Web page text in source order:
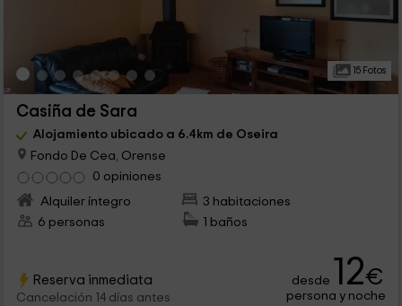
15 Fotos
Casiña de Sara
Alojamiento ubicado a 6.4km de Oseira
Fondo De Cea, Orense
0 opiniones
Alquiler íntegro
3 habitaciones
6 personas
1 baños
Reserva inmediata
Cancelación 14 días antes
desde 12€
persona y noche